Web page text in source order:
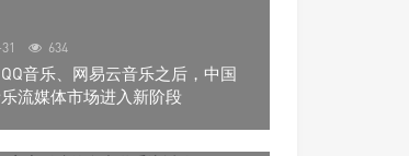
634
音乐、网易云音乐之后，中国
流媒体市场进入新阶段